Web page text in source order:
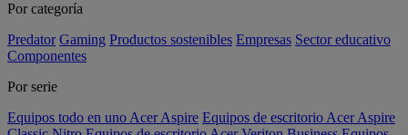
Por categoría
Predator Gaming Productos sostenibles Empresas Sector educativo
Componentes
Por serie
Equipos todo en uno Acer Aspire Equipos de escritorio Acer Aspire